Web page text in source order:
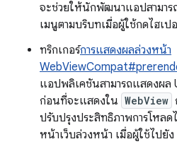
จะช่วยให้นักพัฒนาแอปสามาร
เมนูตามบริบทเมื่อผู้ใช้กดไฮเป
ทริกเกอร์การแสดงผลล่วงหน้า
แอปพลิเคชันสามารถแสดงผล
ก่อนที่จะแสดงใน WebView
ปรับปรุงประสิทธิภาพการโหลด
หน้าเว็บล่วงหน้า เมื่อผู้ใช้ไปยั